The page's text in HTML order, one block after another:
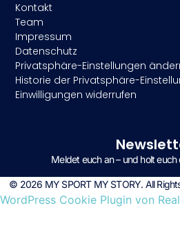
Kontakt
Team
Impressum
Datenschutz
Privatsphäre-Einstellungen
Historie der Privatsphäre-
Einwilligungen widerrufen
Meldet euch an – und holt
© 2026 MY SPORT MY STORY. All
WordPress Cookie Plugin von